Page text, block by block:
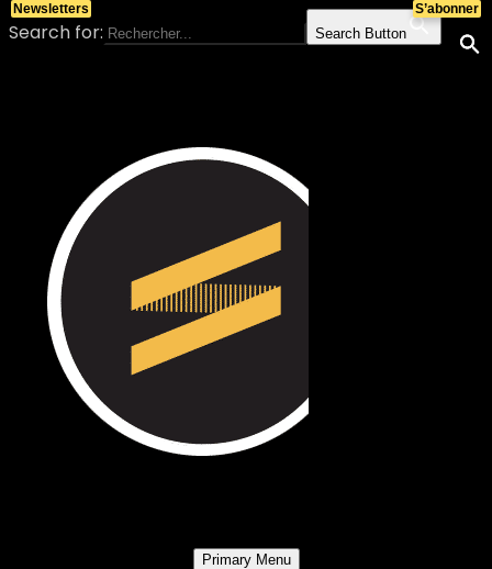
Search for: Search Button
Primary Menu
S’abonner
Newsletters